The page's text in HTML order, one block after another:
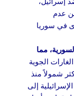
عدم
في سوريا
مما
الجوية
شمولاً منذ
إلى